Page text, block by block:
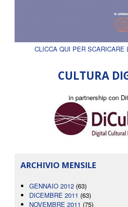
CLICCA QUI PER SCARICARE
CULTURA
in partnership con
ARCHIVIO MENSILE
GENNAIO 2012 (63)
DICEMBRE 2011 (63)
NOVEMBRE 2011 (75)